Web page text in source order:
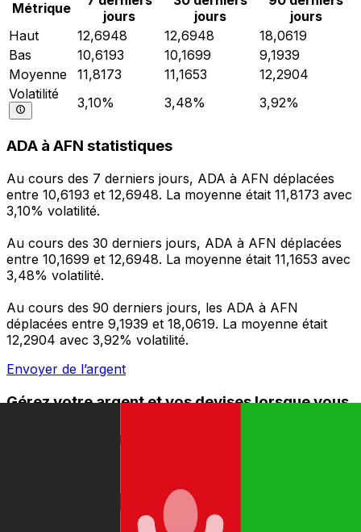
Métrique
jours
jours
jours
Haut
12,6948 12,6948
18,0619
Bas
10,6193 10,1699
9,1939
Moyenne
11,8173 11,1653
12,2904
Volatilité
3,10% 3,48% 3,92%
ADA à AFN statistiques
Au cours des 7 derniers jours, ADA à AFN déplacées
entre 10,6193 et 12,6948. La moyenne était 11,8173 avec
3,10% volatilité.
Au cours des 30 derniers jours, ADA à AFN déplacées
entre 10,1699 et 12,6948. La moyenne était 11,1653 avec
3,48% volatilité.
Au cours des 90 derniers jours, les ADA à AFN
déplacées entre 9,1939 et 18,0619. La moyenne était
12,2904 avec 3,92% volatilité.
Envoyer de l’argent
Gérez votre argent et vos devises lorsque vous
et la gestion de vos devises. Convertissez des devises,
programmez des alertes de taux et transférez de
l'argent à l'étranger sans frais cachés. Téléchargez